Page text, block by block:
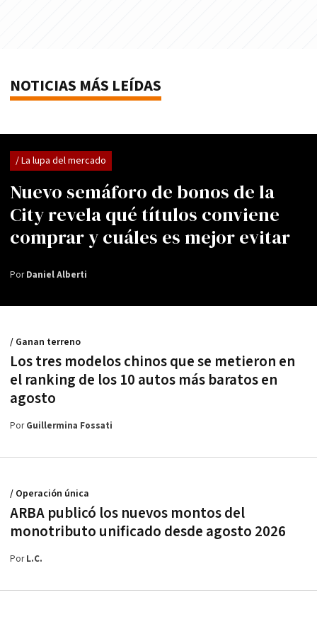
NOTICIAS MÁS LEÍDAS
Nuevo semáforo de bonos de la
City revela qué títulos conviene
comprar y cuáles es mejor evitar
/ La lupa del mercado
PorDaniel Alberti
Los tres modelos chinos que se metieron en
el ranking de los 10 autos más baratos en
agosto
/ Ganan terreno
PorGuillermina Fossati
ARBA publicó los nuevos montos del
monotributo unificado desde agosto 2026
/ Operación única
PorL.C.